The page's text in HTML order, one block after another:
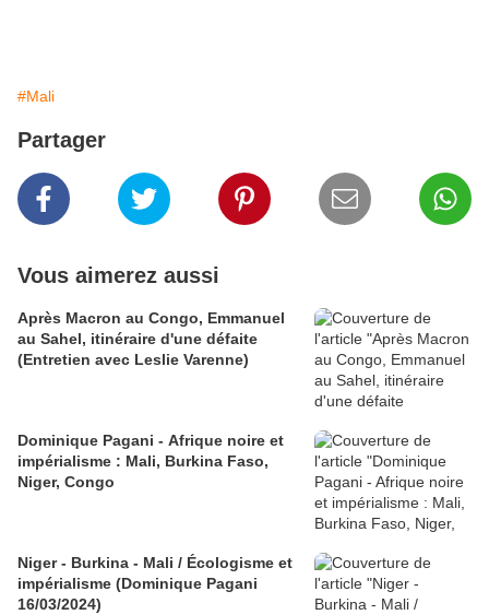
#Mali
Partager
Vous aimerez aussi
Après Macron au Congo, Emmanuel
au Sahel, itinéraire d'une défaite
(Entretien avec Leslie Varenne)
Dominique Pagani - Afrique noire et
impérialisme : Mali, Burkina Faso,
Niger, Congo
Niger - Burkina - Mali / Écologisme et
impérialisme (Dominique Pagani
16/03/2024)